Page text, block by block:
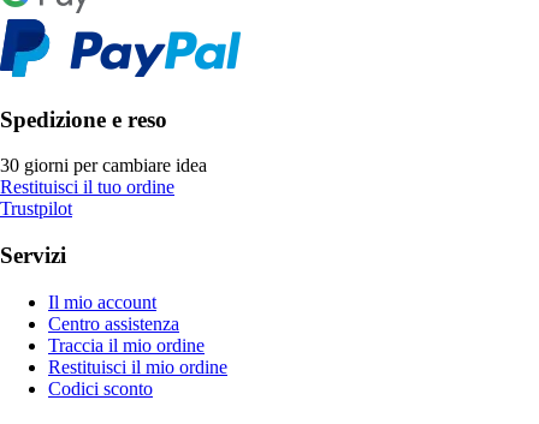
Spedizione e reso
30 giorni per cambiare idea
Restituisci il tuo ordine
Trustpilot
Servizi
Il mio account
Centro assistenza
Traccia il mio ordine
Restituisci il mio ordine
Codici sconto